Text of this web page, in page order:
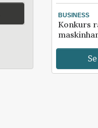
BUSINESS
Konkurs